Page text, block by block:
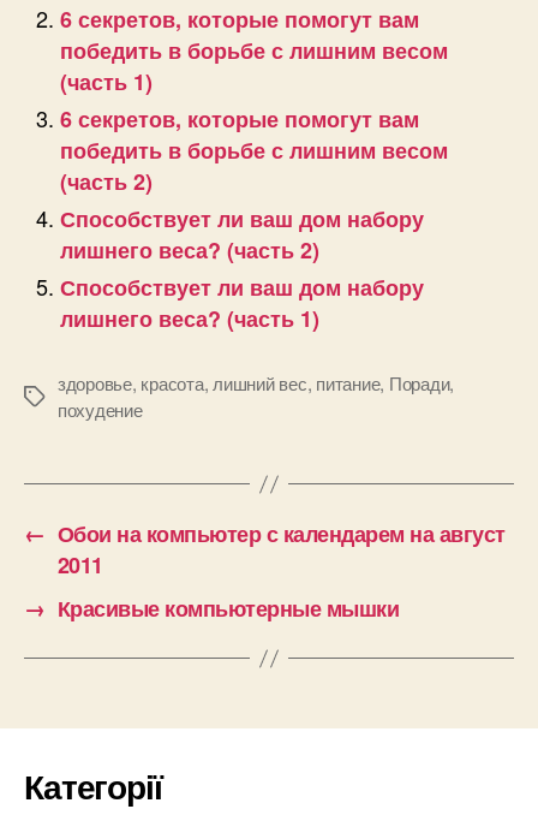
6 секретов, которые помогут вам
победить в борьбе с лишним весом
(часть 1)
6 секретов, которые помогут вам
победить в борьбе с лишним весом
(часть 2)
Способствует ли ваш дом набору
лишнего веса? (часть 2)
Способствует ли ваш дом набору
лишнего веса? (часть 1)
Позначки
здоровье, красота,лишний вес, питание, Поради,
похудение
← Обои на компьютер с календарем на август
2011
→ Красивые компьютерные мышки
Категорії